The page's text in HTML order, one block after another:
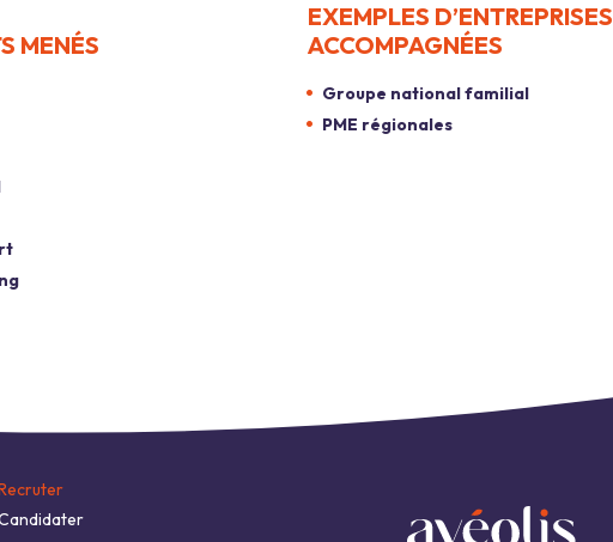
MENÉS
EXEMPLES D’ENTREPRISES
ACCOMPAGNÉES
Groupe national familial
PME régionales